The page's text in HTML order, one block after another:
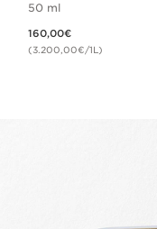
50 ml
160,00€
(3.200,00€/1L)